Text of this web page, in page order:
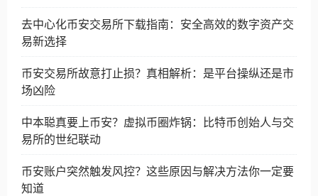
去中心化币安交易所下载指南：安全高效的数字资产交
易新选择
币安交易所故意打止损？真相解析：是平台操纵还是市
场凶险
中本聪真要上币安？虚拟币圈炸锅：比特币创始人与交
易所的世纪联动
币安账户突然触发风控？这些原因与解决方法你一定要
知道